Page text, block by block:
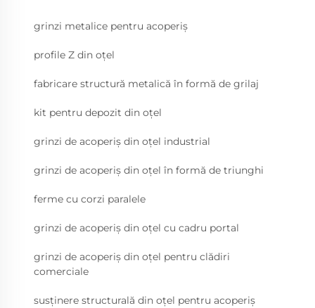
grinzi metalice pentru acoperiș
profile Z din oțel
fabricare structură metalică în formă de grilaj
kit pentru depozit din oțel
grinzi de acoperiș din oțel industrial
grinzi de acoperiș din oțel în formă de triunghi
ferme cu corzi paralele
grinzi de acoperiș din oțel cu cadru portal
grinzi de acoperiș din oțel pentru clădiri
comerciale
susținere structurală din oțel pentru acoperiș